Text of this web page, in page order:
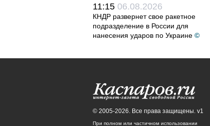
11:15 06.08.2026
КНДР развернет свое ракетное
подразделение в России для
нанесения ударов по Украине ©
© 2005-2026. Все права защищены. v1
При полном или частичном использовании